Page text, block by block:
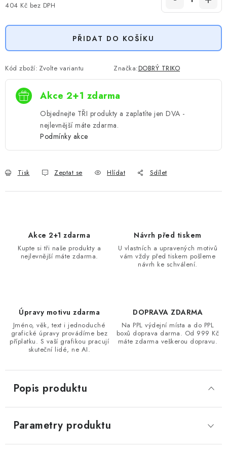
404 Kč bez DPH
PŘIDAT DO KOŠÍKU
Kód zboží: Zvolte variantu Značka:DOBRÝ TRIKO
Akce 2+1 zdarma
Objednejte TŘI produkty a zaplatíte jen DVA -
nejlevnější máte zdarma.
Podmínky akce
Tisk Zeptat se Hlídat Sdílet
Akce 2+1 zdarma
Kupte si tři naše produkty a
nejlevnější máte zdarma.
Návrh před tiskem
U vlastních a upravených motivů
vám vždy před tiskem pošleme
návrh ke schválení.
Úpravy motivu zdarma
Jméno, věk, text i jednoduché
grafické úpravy provádíme bez
příplatku. S vaší grafikou pracují
skuteční lidé, ne AI.
DOPRAVA ZDARMA
Na PPL výdejní místa a do PPL
boxů doprava darma. Od 999 Kč
máte zdarma veškerou dopravu.
Popis produktu
Parametry produktu